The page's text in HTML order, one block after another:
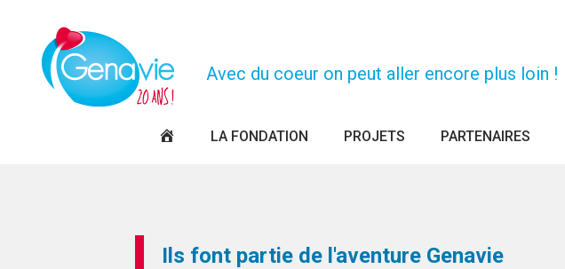
Avec du coeur on peut aller encore plus loin !
LA FONDATION PROJETS PARTENAIRES
Ils font partie de l'aventure Genavie